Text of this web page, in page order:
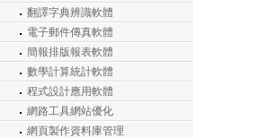
翻譯字典辨識軟體
電子郵件傳真軟體
簡報排版報表軟體
數學計算統計軟體
程式設計應用軟體
網路工具網站優化
網頁製作資料庫管理